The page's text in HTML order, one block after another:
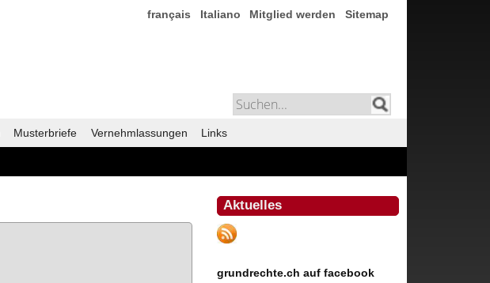
français Italiano Mitglied werden Sitemap
Musterbriefe Vernehmlassungen Links
Aktuelles
grundrechte.ch auf facebook